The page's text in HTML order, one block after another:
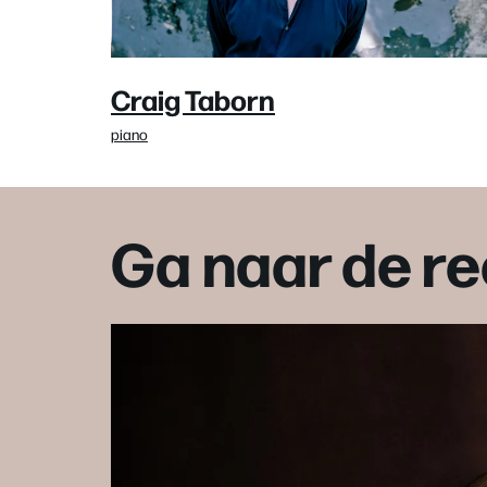
Craig Taborn
piano
Ga naar de